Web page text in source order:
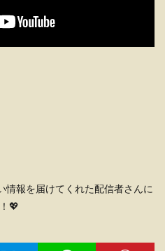
情報を届けてくれた配信者さんに
💖